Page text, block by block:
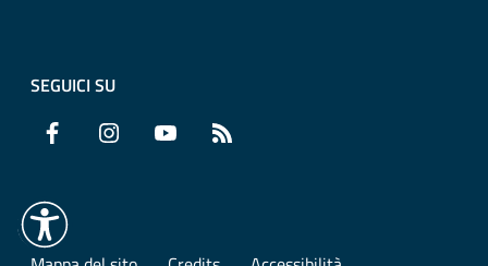
SEGUICI SU
Facebook Instagram YouTube